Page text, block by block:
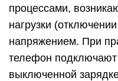
процессами,
нагрузки
напряжением. При
телефон
выключенной